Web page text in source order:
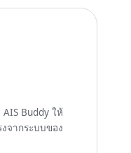
Buddy ให้
จากระบบของ